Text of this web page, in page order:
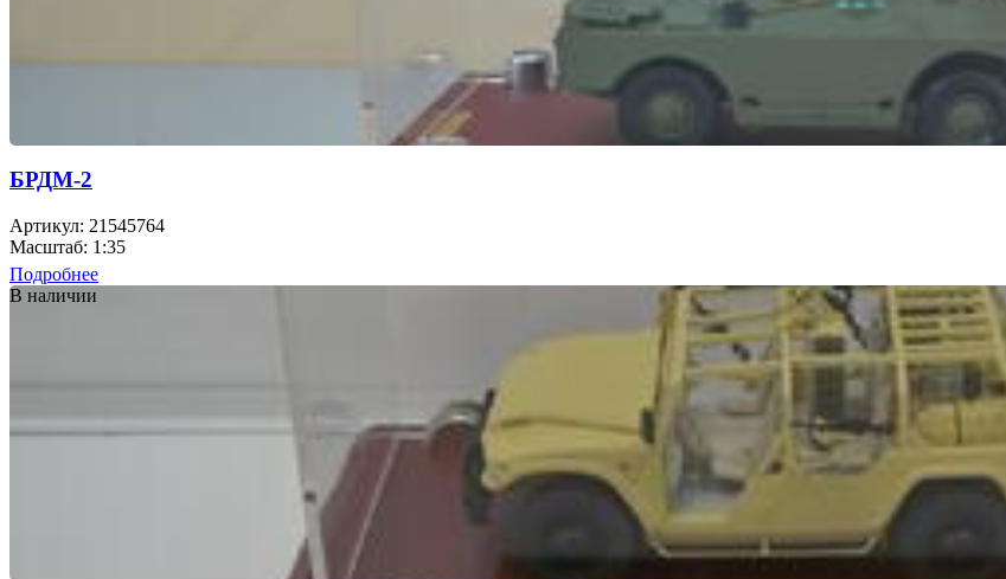
БРДМ-2
Артикул: 21545764
Масштаб: 1:35
Подробнее
В наличии